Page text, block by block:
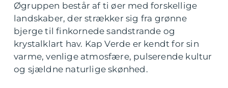
Øgruppen består af ti øer med forskellige
landskaber, der strækker sig fra grønne
bjerge til finkornede sandstrande og
krystalklart hav. Kap Verde er kendt for sin
varme, venlige atmosfære, pulserende kultur
og sjældne naturlige skønhed.